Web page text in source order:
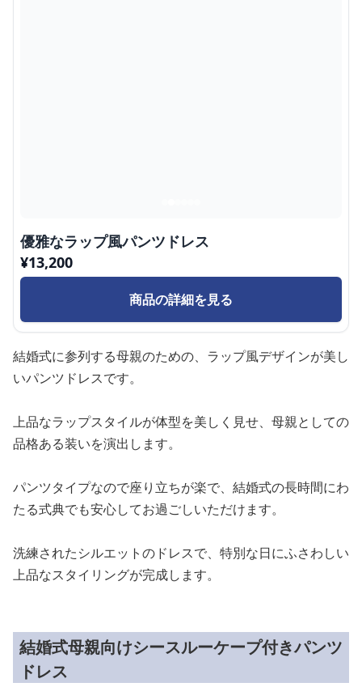
優雅なラップ風パンツドレス
¥13,200
商品の詳細を見る
結婚式に参列する母親のための、ラップ風デザインが美し
いパンツドレスです。
上品なラップスタイルが体型を美しく見せ、母親としての
品格ある装いを演出します。
パンツタイプなので座り立ちが楽で、結婚式の長時間にわ
たる式典でも安心してお過ごしいただけます。
洗練されたシルエットのドレスで、特別な日にふさわしい
上品なスタイリングが完成します。
結婚式母親向けシースルーケープ付きパンツ
ドレス